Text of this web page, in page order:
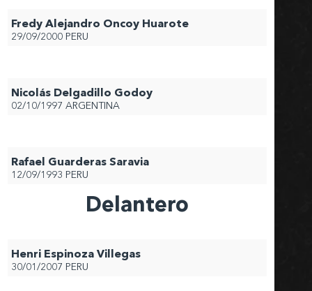
Fredy Alejandro Oncoy Huarote
29/09/2000 PERU
Nicolás Delgadillo Godoy
02/10/1997 ARGENTINA
Rafael Guarderas Saravia
12/09/1993 PERU
Delantero
Henri Espinoza Villegas
30/01/2007 PERU